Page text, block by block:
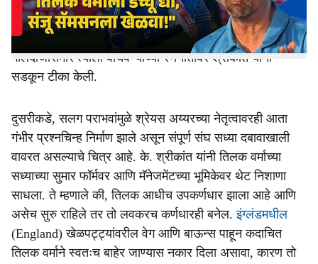
थेट टीम मॅनेजमेंटवर निशाणा साधला. युवा फलंदाज तिलक वर्माला
इतक्या घाईघाईने उपकर्णधार बनवण्याच्या निर्णयावर आणि वेगवान
गोलंदाजीसमोर त्याला वाचवण्याच्या रणनीतीवर श्रीकांत यांनी
सडकून टीका केली.
दुसरीकडे, सलग पराभवांमुळे श्रेयस अय्यरच्या नेतृत्वावरही आता
गंभीर प्रश्नचिन्ह निर्माण झाले असून संपूर्ण संघ सध्या दबावाखाली
वावरत असल्याचे चित्र आहे. के. श्रीकांत यांनी तिलक वर्माच्या
सध्याच्या सुमार फॉर्मवर आणि मॅनेजमेंटच्या भूमिकेवर थेट निशाणा
साधला. ते म्हणाले की, तिलक आधीच उपकर्णधार झाला आहे आणि
असेच सुरु राहिले तर तो लवकरच कर्णधारही बनेल.इंग्लंडमधील
(England) खेळपट्ट्यांवरील वेग आणि बाऊन्स पाहून कदाचित
तिलक वर्माने स्वतःच बाहेर जाण्यास नकार दिला असावा, कारण तो